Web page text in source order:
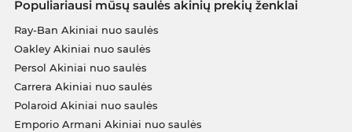
Populiariausi mūsų saulės akinių prekių ženklai
Ray-Ban Akiniai nuo saulės
Oakley Akiniai nuo saulės
Persol Akiniai nuo saulės
Carrera Akiniai nuo saulės
Polaroid Akiniai nuo saulės
Emporio Armani Akiniai nuo saulės